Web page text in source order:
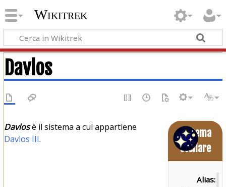
Wikitrek
Davlos
Sistema
stellare
Alias:
Davlosè il sistema a cui appartiene
Davlos III.